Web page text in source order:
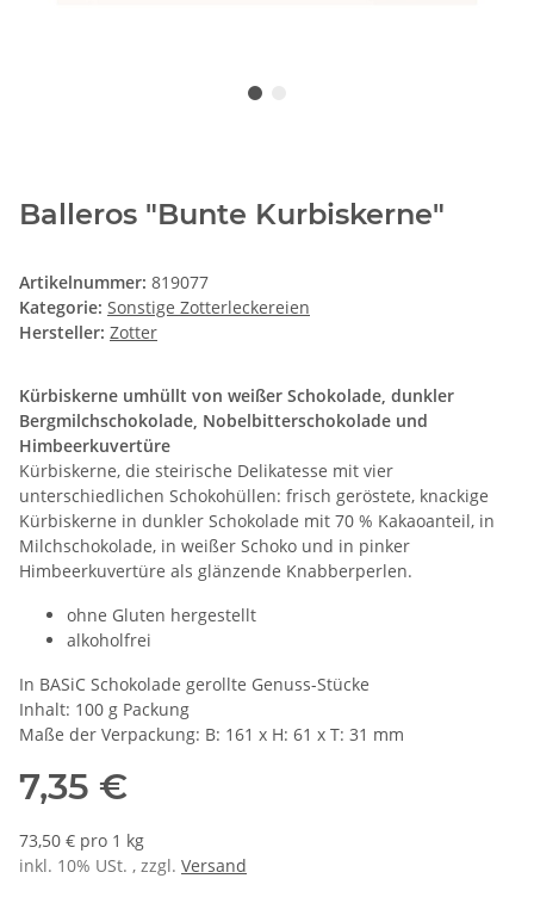
Balleros "Bunte Kurbiskerne"
Artikelnummer: 819077
Kategorie: Sonstige Zotterleckereien
Hersteller: Zotter
Kürbiskerne umhüllt von weißer Schokolade, dunkler
Bergmilchschokolade, Nobelbitterschokolade und
Himbeerkuvertüre
Kürbiskerne, die steirische Delikatesse mit vier
unterschiedlichen Schokohüllen: frisch geröstete, knackige
Kürbiskerne in dunkler Schokolade mit 70 % Kakaoanteil, in
Milchschokolade, in weißer Schoko und in pinker
Himbeerkuvertüre als glänzende Knabberperlen.
ohne Gluten hergestellt
alkoholfrei
In BASiC Schokolade gerollte Genuss-Stücke
Inhalt: 100 g Packung
Maße der Verpackung: B: 161 x H: 61 x T: 31 mm
7,35 €
73,50 € pro 1 kg
inkl. 10% USt. , zzgl. Versand